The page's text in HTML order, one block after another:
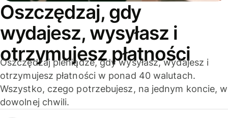
Oszczędzaj, gdy
wydajesz, wysyłasz i
otrzymujesz płatności
Oszczędzaj pieniądze, gdy wysyłasz, wydajesz i
otrzymujesz płatności w ponad 40 walutach.
Wszystko, czego potrzebujesz, na jednym koncie, w
dowolnej chwili.